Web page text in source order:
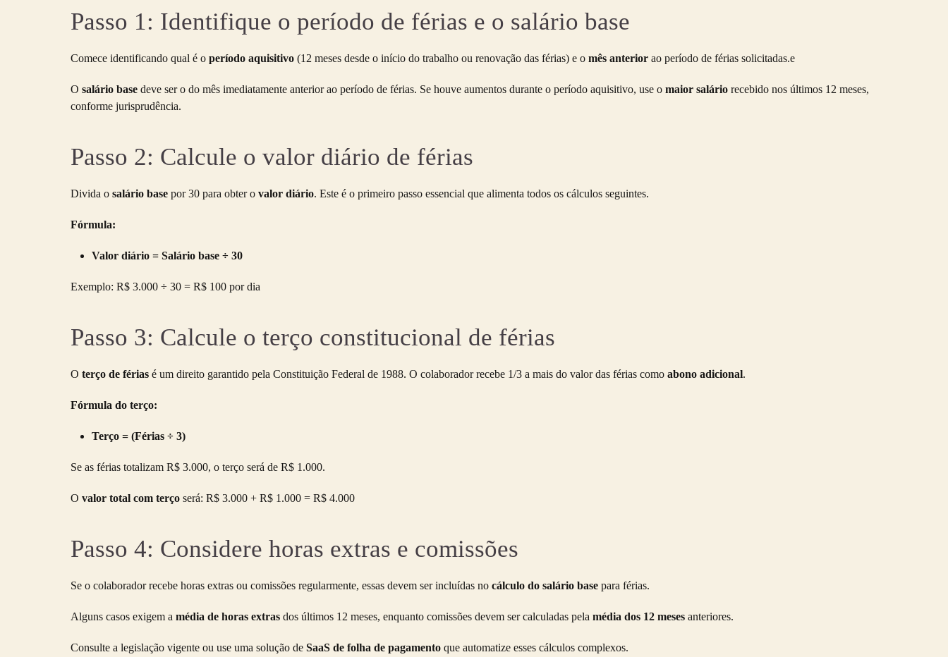
Passo 1: Identifique o período de férias e o salário base
Comece identificando qual é o período aquisitivo (12 meses desde o início do trabalho ou renovação das férias) e o mês anterior ao período de férias solicitadas.e
O salário base deve ser o do mês imediatamente anterior ao período de férias. Se houve aumentos durante o período aquisitivo, use o maior salário recebido nos últimos 12 meses,
conforme jurisprudência.
Passo 2: Calcule o valor diário de férias
Divida o salário base por 30 para obter o valor diário. Este é o primeiro passo essencial que alimenta todos os cálculos seguintes.
Fórmula:
Valor diário = Salário base ÷ 30
Exemplo: R$ 3.000 ÷ 30 = R$ 100 por dia
Passo 3: Calcule o terço constitucional de férias
O terço de férias é um direito garantido pela Constituição Federal de 1988. O colaborador recebe 1/3 a mais do valor das férias como abono adicional.
Fórmula do terço:
Terço = (Férias ÷ 3)
Se as férias totalizam R$ 3.000, o terço será de R$ 1.000.
O valor total com terço será: R$ 3.000 + R$ 1.000 = R$ 4.000
Passo 4: Considere horas extras e comissões
Se o colaborador recebe horas extras ou comissões regularmente, essas devem ser incluídas no cálculo do salário base para férias.
Alguns casos exigem a média de horas extras dos últimos 12 meses, enquanto comissões devem ser calculadas pela média dos 12 meses anteriores.
Consulte a legislação vigente ou use uma solução de SaaS de folha de pagamento que automatize esses cálculos complexos.